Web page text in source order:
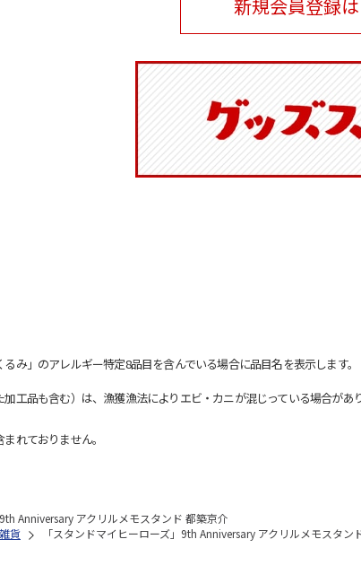
新規会員登録
み」のアレルギー特定8品目を含んでいる場合に品目名を表示します。
品も含む）は、漁獲漁法によりエビ・カニが混じっている場合があ
れておりません。
Anniversary アクリルメモスタンド 都築京介
貨 「スタンドマイヒーローズ」9th Anniversary アクリルメモスタン